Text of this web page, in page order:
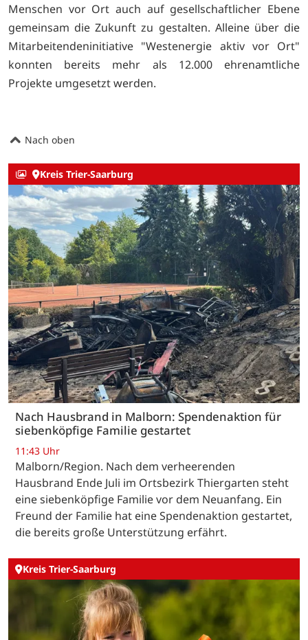
Menschen vor Ort auch auf gesellschaftlicher Ebene
gemeinsam die Zukunft zu gestalten. Alleine über die
Mitarbeitendeninitiative "Westenergie aktiv vor Ort"
konnten bereits mehr als 12.000 ehrenamtliche
Projekte umgesetzt werden.
Nach oben
Kreis Trier-Saarburg
Nach Hausbrand in Malborn: Spendenaktion für
siebenköpfige Familie gestartet
11:43 Uhr
Malborn/Region. Nach dem verheerenden
Hausbrand Ende Juli im Ortsbezirk Thiergarten steht
eine siebenköpfige Familie vor dem Neuanfang. Ein
Freund der Familie hat eine Spendenaktion gestartet,
die bereits große Unterstützung erfährt.
Kreis Trier-Saarburg